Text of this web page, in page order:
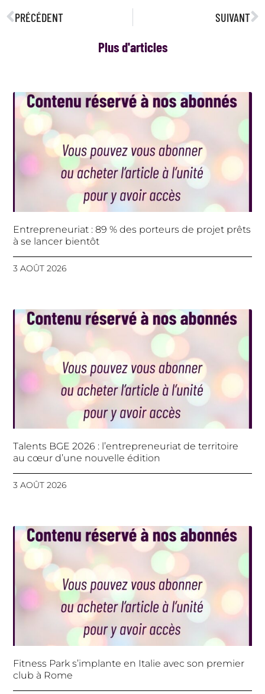
PRÉCÉDENT SUIVANT
Plus d'articles
Entrepreneuriat : 89 % des porteurs de projet prêts
à se lancer bientôt
3 AOÛT 2026
Talents BGE 2026 : l’entrepreneuriat de territoire
au cœur d’une nouvelle édition
3 AOÛT 2026
Fitness Park s’implante en Italie avec son premier
club à Rome